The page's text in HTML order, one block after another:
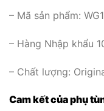
– Mã sản phẩm:
– Hàng Nhập khẩu
– Chất lượng:
Cam kết của phụ